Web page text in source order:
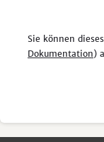
Sie können
Dokumentation)